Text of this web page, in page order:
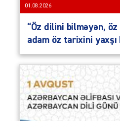
01.08.2026
“Öz dilini bilməyən,
adam öz tarixini yaxşı